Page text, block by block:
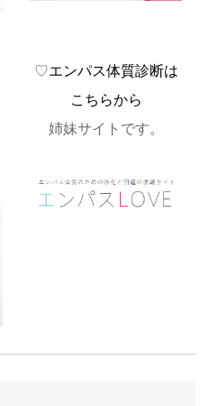
♡エンパス体質診断は
こちらから
姉妹サイトです。